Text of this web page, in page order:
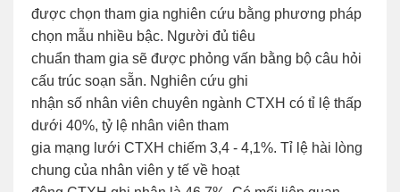
được chọn tham gia nghiên cứu bằng phương pháp
chọn mẫu nhiều bậc. Người đủ tiêu
chuẩn tham gia sẽ được phỏng vấn bằng bộ câu hỏi
cấu trúc soạn sẵn. Nghiên cứu ghi
nhận số nhân viên chuyên ngành CTXH có tỉ lệ thấp
dưới 40%, tỷ lệ nhân viên tham
gia mạng lưới CTXH chiếm 3,4 - 4,1%. Tỉ lệ hài lòng
chung của nhân viên y tế về hoạt